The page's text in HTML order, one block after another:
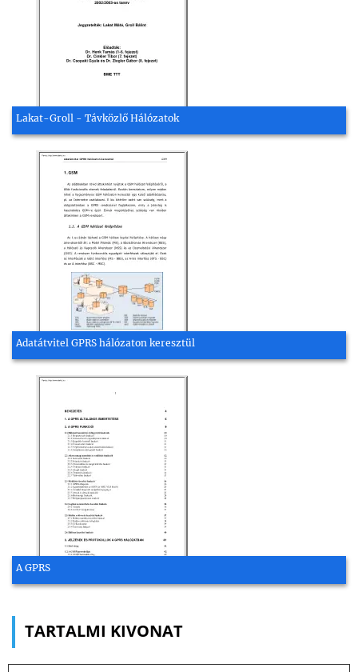
Lakat-Groll - Távközlő Hálózatok
Adatátvitel GPRS hálózaton keresztül
A GPRS
TARTALMI KIVONAT